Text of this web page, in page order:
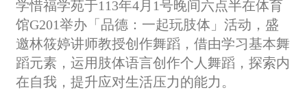
学惜福学苑于113年4月1号晚间六点半在体育
馆G201举办「品德：一起玩肢体」活动，盛
邀林筱婷讲师教授创作舞蹈，借由学习基本舞
蹈元素，运用肢体语言创作个人舞蹈，探索内
在自我，提升应对生活压力的能力。